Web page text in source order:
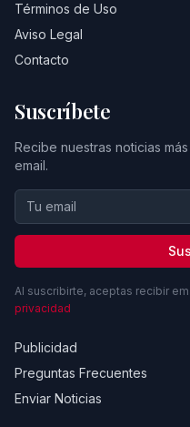
Términos de Uso
Aviso Legal
Contacto
Suscríbete
Recibe nuestras noticias
email.
Al suscribirte, aceptas recibir
privacidad
Publicidad
Preguntas Frecuentes
Enviar Noticias